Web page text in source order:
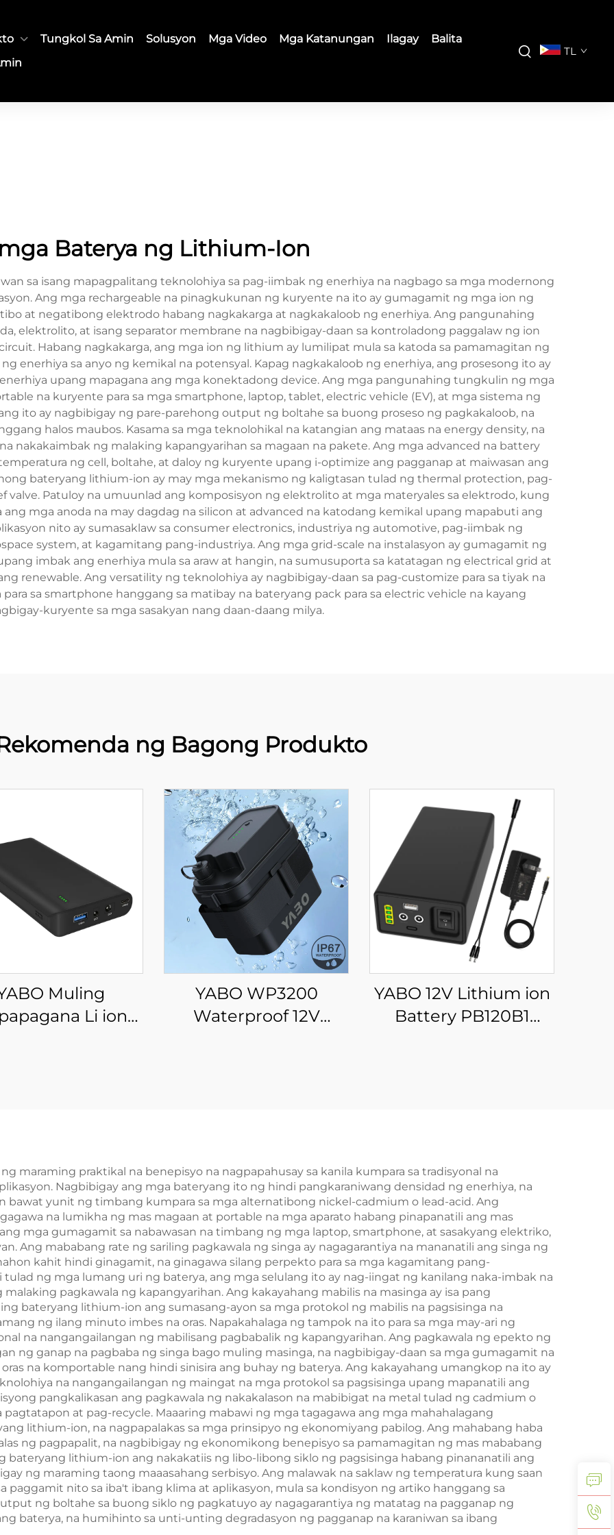
Tungkol Sa Amin Solusyon Mga Video Mga Katanungan Ilagay
Balita
TL
Baterya ng Lithium-Ion
sa isang mapagpalitang teknolohiya sa pag-iimbak ng enerhiya na nagbago sa mga modernong
Ang mga rechargeable na pinagkukunan ng kuryente na ito ay gumagamit ng mga ion ng
at negatibong elektrodo habang nagkakarga at nagkakaloob ng enerhiya. Ang pangunahing
elektrolito, at isang separator membrane na nagbibigay-daan sa kontroladong paggalaw ng ion
Habang nagkakarga, ang mga ion ng lithium ay lumilipat mula sa katoda sa pamamagitan ng
enerhiya sa anyo ng kemikal na potensyal. Kapag nagkakaloob ng enerhiya, ang prosesong ito ay
upang mapagana ang mga konektadong device. Ang mga pangunahing tungkulin ng mga
na kuryente para sa mga smartphone, laptop, tablet, electric vehicle (EV), at mga sistema ng
ito ay nagbibigay ng pare-parehong output ng boltahe sa buong proseso ng pagkakaloob, na
halos maubos. Kasama sa mga teknolohikal na katangian ang mataas na energy density, na
nakakaimbak ng malaking kapangyarihan sa magaan na pakete. Ang mga advanced na battery
ng cell, boltahe, at daloy ng kuryente upang i-optimize ang pagganap at maiwasan ang
bateryang lithium-ion ay may mga mekanismo ng kaligtasan tulad ng thermal protection, pag-
valve. Patuloy na umuunlad ang komposisyon ng elektrolito at mga materyales sa elektrodo, kung
mga anoda na may dagdag na silicon at advanced na katodang kemikal upang mapabuti ang
nito ay sumasaklaw sa consumer electronics, industriya ng automotive, pag-iimbak ng
system, at kagamitang pang-industriya. Ang mga grid-scale na instalasyon ay gumagamit ng
imbak ang enerhiya mula sa araw at hangin, na sumusuporta sa katatagan ng electrical grid at
renewable. Ang versatility ng teknolohiya ay nagbibigay-daan sa pag-customize para sa tiyak na
sa smartphone hanggang sa matibay na bateryang pack para sa electric vehicle na kayang
kuryente sa mga sasakyan nang daan-daang milya.
ng Bagong Produkto
Muling
Li ion
YABO WP3200
Waterproof 12V
YABO 12V Lithium ion
Battery PB120B1
maraming praktikal na benepisyo na nagpapahusay sa kanila kumpara sa tradisyonal na
Nagbibigay ang mga bateryang ito ng hindi pangkaraniwang densidad ng enerhiya, na
bawat yunit ng timbang kumpara sa mga alternatibong nickel-cadmium o lead-acid. Ang
na lumikha ng mas magaan at portable na mga aparato habang pinapanatili ang mas
mga gumagamit sa nabawasan na timbang ng mga laptop, smartphone, at sasakyang elektriko,
Ang mababang rate ng sariling pagkawala ng singa ay nagagarantiya na mananatili ang singa ng
kahit hindi ginagamit, na ginagawa silang perpekto para sa mga kagamitang pang-
ng mga lumang uri ng baterya, ang mga selulang ito ay nag-iingat ng kanilang naka-imbak na
pagkawala ng kapangyarihan. Ang kakayahang mabilis na masinga ay isa pang
bateryang lithium-ion ang sumasang-ayon sa mga protokol ng mabilis na pagsisinga na
ng ilang minuto imbes na oras. Napakahalaga ng tampok na ito para sa mga may-ari ng
na nangangailangan ng mabilisang pagbabalik ng kapangyarihan. Ang pagkawala ng epekto ng
ng ganap na pagbaba ng singa bago muling masinga, na nagbibigay-daan sa mga gumagamit na
na komportable nang hindi sinisira ang buhay ng baterya. Ang kakayahang umangkop na ito ay
na nangangailangan ng maingat na mga protokol sa pagsisinga upang mapanatili ang
pangkalikasan ang pagkawala ng nakakalason na mabibigat na metal tulad ng cadmium o
at pag-recycle. Maaaring mabawi ng mga tagagawa ang mga mahahalagang
lithium-ion, na nagpapalakas sa mga prinsipyo ng ekonomiyang pabilog. Ang mahabang haba
ng pagpapalit, na nagbibigay ng ekonomikong benepisyo sa pamamagitan ng mas mababang
bateryang lithium-ion ang nakakatiis ng libo-libong siklo ng pagsisinga habang pinananatili ang
ng maraming taong maaasahang serbisyo. Ang malawak na saklaw ng temperatura kung saan
paggamit nito sa iba't ibang klima at aplikasyon, mula sa kondisyon ng artiko hanggang sa
ng boltahe sa buong siklo ng pagkatuyo ay nagagarantiya ng matatag na pagganap ng
baterya, na humihinto sa unti-unting degradasyon ng pagganap na karaniwan sa ibang